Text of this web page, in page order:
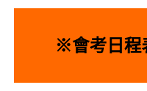
※會考日程